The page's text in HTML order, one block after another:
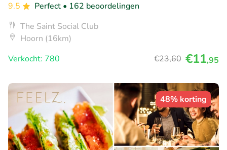
9.5
Perfect • 162 beoordelingen
The Saint Social Club
Hoorn (16km)
Verkocht: 780
€23,60 €11,95
48% korting